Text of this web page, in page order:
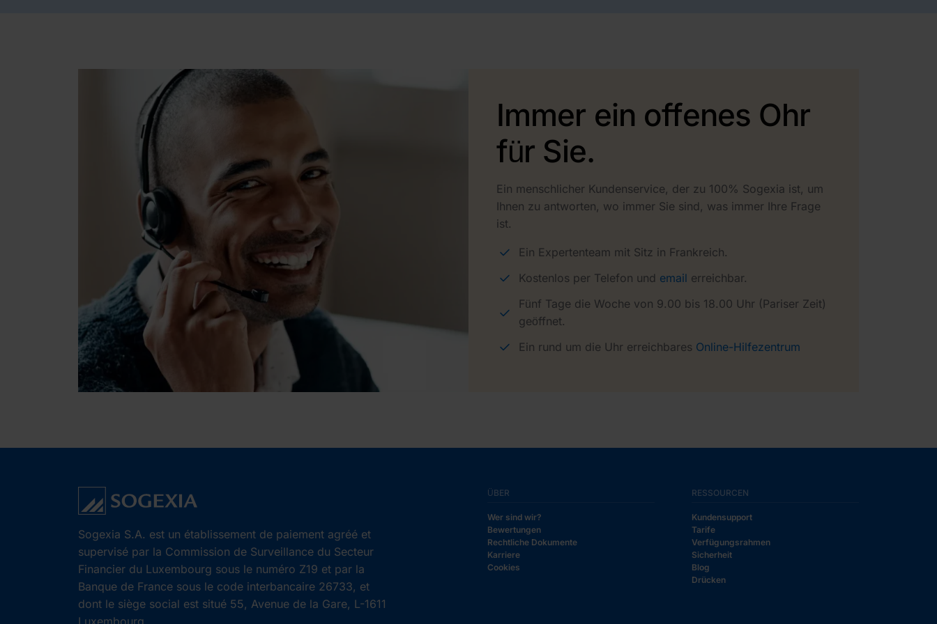
Immer ein offenes Ohr
für Sie.
Ein menschlicher Kundenservice, der zu 100% Sogexia ist, um
Ihnen zu antworten, wo immer Sie sind, was immer Ihre Frage
ist.
Ein Expertenteam mit Sitz in Frankreich.
Kostenlos per Telefon und email erreichbar.
Fünf Tage die Woche von 9.00 bis 18.00 Uhr (Pariser Zeit)
geöffnet.
Ein rund um die Uhr erreichbares Online-Hilfezentrum
Sogexia S.A. est un établissement de paiement agréé et
supervisé par la Commission de Surveillance du Secteur
Financier du Luxembourg sous le numéro Z19 et par la
Banque de France sous le code interbancaire 26733, et
dont le siège social est situé 55, Avenue de la Gare, L-1611
ÜBER
Wer sind wir?
Bewertungen
Rechtliche Dokumente
Karriere
Cookies
RESSOURCEN
Kundensupport
Tarife
Verfügungsrahmen
Sicherheit
Blog
Drücken